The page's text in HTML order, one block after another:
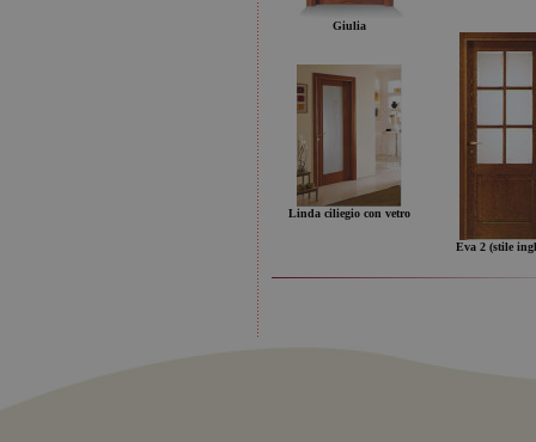
Giulia
Linda ciliegio con vetro
Eva 2 (stile